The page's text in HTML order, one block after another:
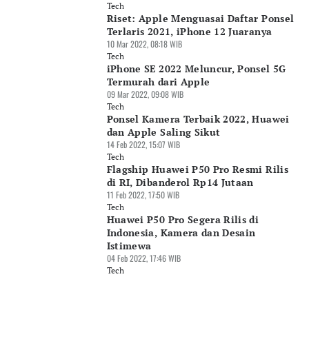
Tech
Riset: Apple Menguasai Daftar Ponsel
Terlaris 2021, iPhone 12 Juaranya
10 Mar 2022, 08:18 WIB
Tech
iPhone SE 2022 Meluncur, Ponsel 5G
Termurah dari Apple
09 Mar 2022, 09:08 WIB
Tech
Ponsel Kamera Terbaik 2022, Huawei
dan Apple Saling Sikut
14 Feb 2022, 15:07 WIB
Tech
Flagship Huawei P50 Pro Resmi Rilis
di RI, Dibanderol Rp14 Jutaan
11 Feb 2022, 17:50 WIB
Tech
Huawei P50 Pro Segera Rilis di
Indonesia, Kamera dan Desain
Istimewa
04 Feb 2022, 17:46 WIB
Tech